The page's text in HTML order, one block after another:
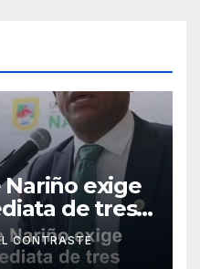
exige
de tres
CONTRASTE